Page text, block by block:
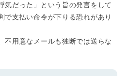
気だった」という旨の発言をして
で支払い命令が下りる恐れがあり
不用意なメールも独断では送らな